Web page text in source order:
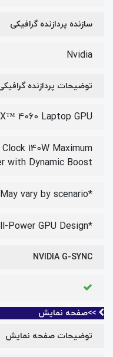
سازنده پردازنده گرافیکی
Nvidia
توضیحات پردازنده
4060 Laptop GPU
140W Maximum
with Dynamic Boost.
*May vary by scenario
*Full-Power GPU Design
NVIDIA G-SYNC
>>صفحه نمایش
توضیحات صفحه نمایش